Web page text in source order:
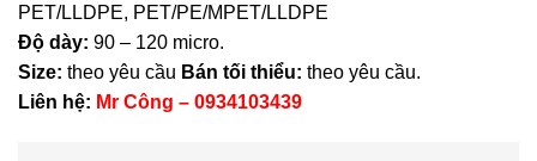
PET/LLDPE, PET/PE/MPET/LLDPE
Độ dày: 90 – 120 micro.
Size: theo yêu cầu Bán tối thiểu: theo yêu cầu.
Liên hệ: Mr Công – 0934103439